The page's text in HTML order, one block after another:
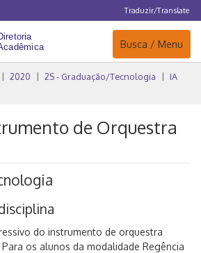
Traduzir/Translate
Navegação
Busca / Menu
2020 2S - Graduação/Tecnologia
IA
de Orquestra
do instrumento de orquestra
os alunos da modalidade Regência